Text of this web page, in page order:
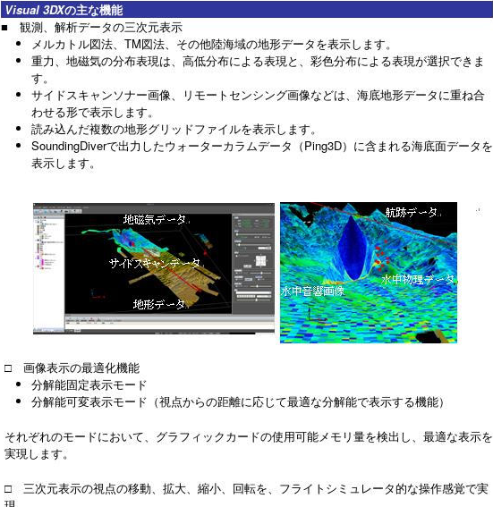
Visual 3DXの主な機能
■ 観測、解析データの三次元表示
メルカトル図法、TM図法、その他陸海域の地形データを表示します。
重力、地磁気の分布表現は、高低分布による表現と、彩色分布による表現が選択できま
す。
サイドスキャンソナー画像、リモートセンシング画像などは、海底地形データに重ね合
わせる形で表示します。
読み込んだ複数の地形グリッドファイルを表示します。
SoundingDiverで出力したウォーターカラムデータ（Ping3D）に含まれる海底面データを
表示します。
□ 画像表示の最適化機能
分解能固定表示モード
分解能可変表示モード（視点からの距離に応じて最適な分解能で表示する機能）
それぞれのモードにおいて、グラフィックカードの使用可能メモリ量を検出し、最適な表示を
実現します。
□ 三次元表示の視点の移動、拡大、縮小、回転を、フライトシミュレータ的な操作感覚で実